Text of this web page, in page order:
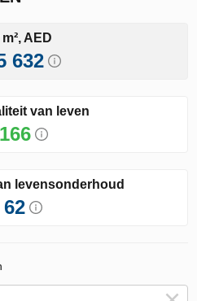
m², AED
632
van leven
166
levensonderhoud
62